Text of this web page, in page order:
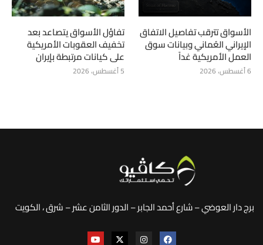
الأسواق تترقب تفاصيل الاتفاق
الإيراني العُماني وبيانات سوق
العمل الأمريكية غداً
6 أغسطس، 2026
تفاؤل الأسواق يتصاعد بعد
تخفيف العقوبات الأمريكية
على كيانات مرتبطة بإيران
5 أغسطس، 2026
برج دار العوضي – شارع أحمد الجابر – الدور الثامن عشر – شرق ، الكويت